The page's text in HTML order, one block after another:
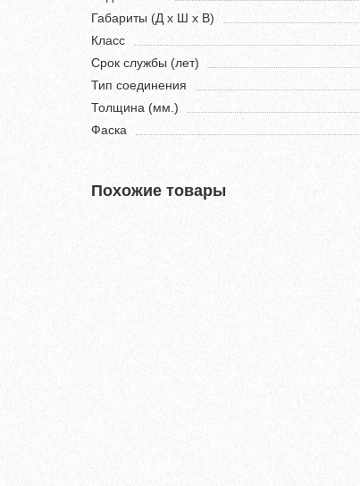
Габариты (Д х Ш х В)
Класс
Срок службы (лет)
Тип соединения
Толщина (мм.)
Фаска
Похожие товары